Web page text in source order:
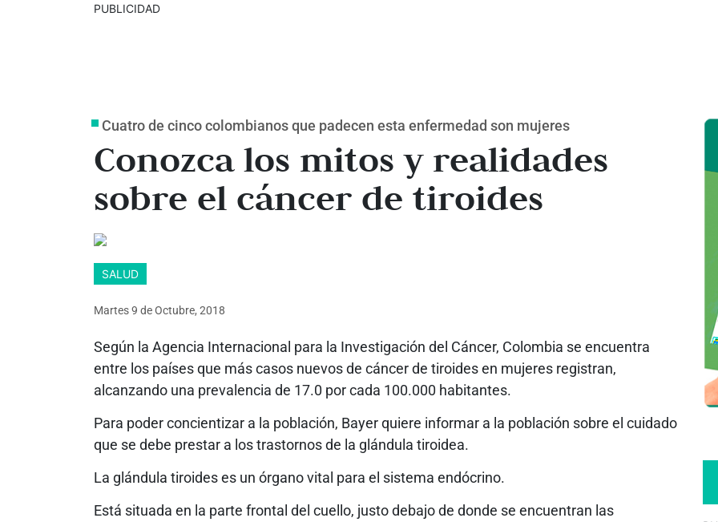
PUBLICIDAD
Cuatro de cinco colombianos que padecen esta enfermedad son mujeres
Conozca los mitos y realidades
sobre el cáncer de tiroides
SALUD
Martes 9 deOctubre, 2018
Según la Agencia Internacional para la Investigación del Cáncer, Colombia se encuentra
entre los países que más casos nuevos de cáncer de tiroides en mujeres registran,
alcanzando una prevalencia de 17.0 por cada 100.000 habitantes.
Para poder concientizar a la población, Bayer quiere informar a la población sobre el cuidado
que se debe prestar a los trastornos de la glándula tiroidea.
La glándula tiroides es un órgano vital para el sistema endócrino.
Está situada en la parte frontal del cuello, justo debajo de donde se encuentran las